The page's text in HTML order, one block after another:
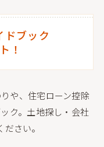
ドブック
！
や、住宅ローン控除
ク。 土地探し・会社
さい。